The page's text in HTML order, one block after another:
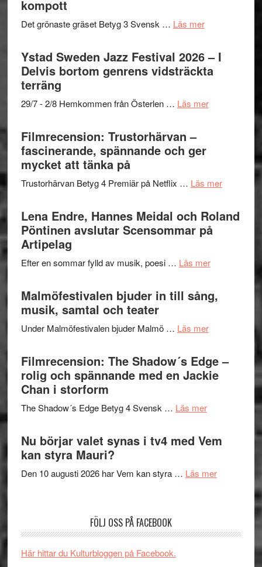
med
Mulder
och
Dana
Kulturs
kompott
Det grönaste gräset Betyg 3 Svensk … Läs merom
Det
grönaste
gräset
en
hjärtevarm
Ystad Sweden Jazz Festival 2026 – I
Delvis bortom genrens vidsträckta
terräng
29/7 - 2/8 Hemkommen från Österlen … Läs merom
–
Delvis
bortom
terräng
Filmrecension: Trustorhärvan –
fascinerande, spännande och ger
mycket att tänka på
Trustorhärvan Betyg 4 Premiär på Netflix … Läs merom
–
Lena Endre, Hannes Meidal och Roland
Pöntinen avslutar Scensommar på
Artipelag
Efter en sommar fylld av musik, poesi … Läs merom
Hannes
Pöntinen
avslutar
Scensommar
Malmöfestivalen bjuder in till sång,
musik, samtal och teater
Under Malmöfestivalen bjuder Malmö … Läs merom
in
till
och
Filmrecension: The Shadow´s Edge –
rolig och spännande med en Jackie
Chan i storform
The Shadow´s Edge Betyg 4 Svensk … Läs merom
Shadow
Edge
spännande
Nu börjar valet synas i tv4 med Vem
kan styra Mauri?
Den 10 augusti 2026 har Vem kan styra … Läs merom
FÖLJ OSS PÅ FACEBOOK
Här hittar du Kulturbloggen på Facebook.